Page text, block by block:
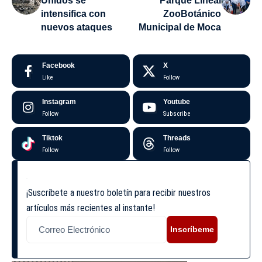
intensifica con
nuevos ataques
ZooBotánico
Municipal de Moca
Facebook
Like
X
Follow
Instagram
Follow
Youtube
Subscribe
Tiktok
Follow
Threads
Follow
¡Suscríbete a nuestro boletín para recibir nuestros
artículos más recientes al instante!
Inscríbeme